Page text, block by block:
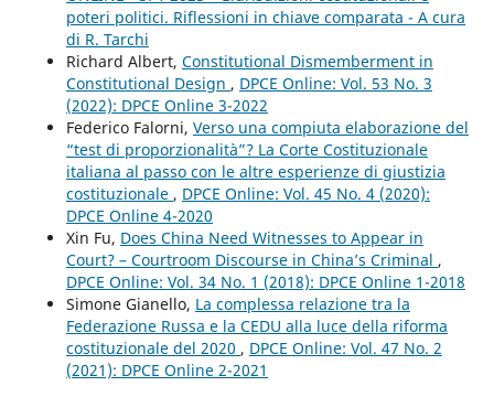
poteri politici. Riflessioni in chiave comparata - A cura
di R. Tarchi
Richard Albert, Constitutional Dismemberment in
Constitutional Design , DPCE Online: Vol. 53 No. 3
(2022): DPCE Online 3-2022
Federico Falorni, Verso una compiuta elaborazione del
“test di proporzionalità”? La Corte Costituzionale
italiana al passo con le altre esperienze di giustizia
costituzionale , DPCE Online: Vol. 45 No. 4 (2020):
DPCE Online 4-2020
Xin Fu, Does China Need Witnesses to Appear in
Court? – Courtroom Discourse in China’s Criminal ,
DPCE Online: Vol. 34 No. 1 (2018): DPCE Online 1-2018
Simone Gianello, La complessa relazione tra la
Federazione Russa e la CEDU alla luce della riforma
costituzionale del 2020 , DPCE Online: Vol. 47 No. 2
(2021): DPCE Online 2-2021